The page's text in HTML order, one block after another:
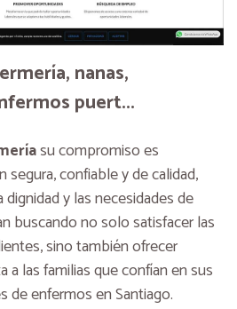
nanas,
puert...
su compromiso es
segura, confiable y de calidad,
y las necesidades de
buscando no solo satisfacer las
sino también ofrecer
a las familias que confían en sus
de enfermos en Santiago.